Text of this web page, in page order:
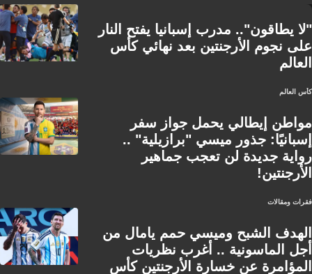
"لا يطاقون".. مدرب إسبانيا يفتح النار
على نجوم الأرجنتين بعد نهائي كأس
العالم
كأس العالم
مواطن إيطالي يحمل جواز سفر
إسبانيًا: جذور ميسي "برازيلية" ..
رواية جديدة لن تعجب جماهير
الأرجنتين!
فقرات ومقالات
الهدف الشبح وميسي حمم يامال من
أجل الماسونية .. أغرب نظريات
المؤامرة عن خسارة الأرجنتين كأس